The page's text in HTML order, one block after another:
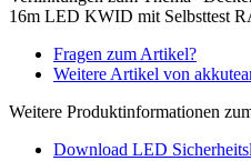
16m LED KWID mit Selbsttest
Fragen zum Artikel?
Weitere Artikel von
Weitere Produktinformationen
Download LED